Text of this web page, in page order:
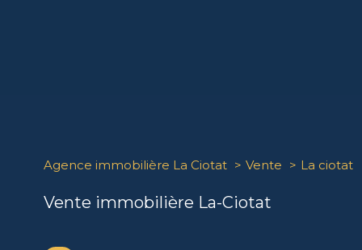
Agence immobilière La Ciotat Vente La ciotat
Vente immobilière La-Ciotat